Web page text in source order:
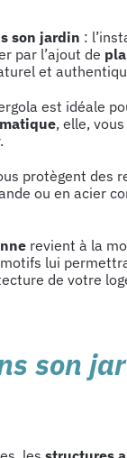
son jardin :
par l’ajout de
et
est idéale
, elle,
protègent des
ou en acier
revient à la
lui
de votre
son